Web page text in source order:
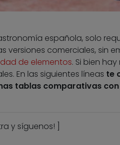
española, solo
versiones comerciales, sin
de elementos. Si bien
En las siguientes líneas te
tablas comparativas
y síguenos! ]